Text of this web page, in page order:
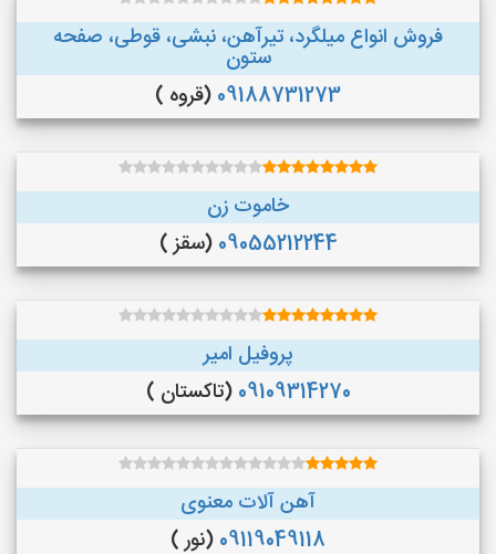
فروش انواع میلگرد، تیرآهن، نبشی، قوطی، صفحه
ستون
09188731273 (قروه )
خاموت زن
09055212244 (سقز )
پروفیل امیر
09109314270 (تاکستان )
آهن آلات معنوی
09119049118 (نور )